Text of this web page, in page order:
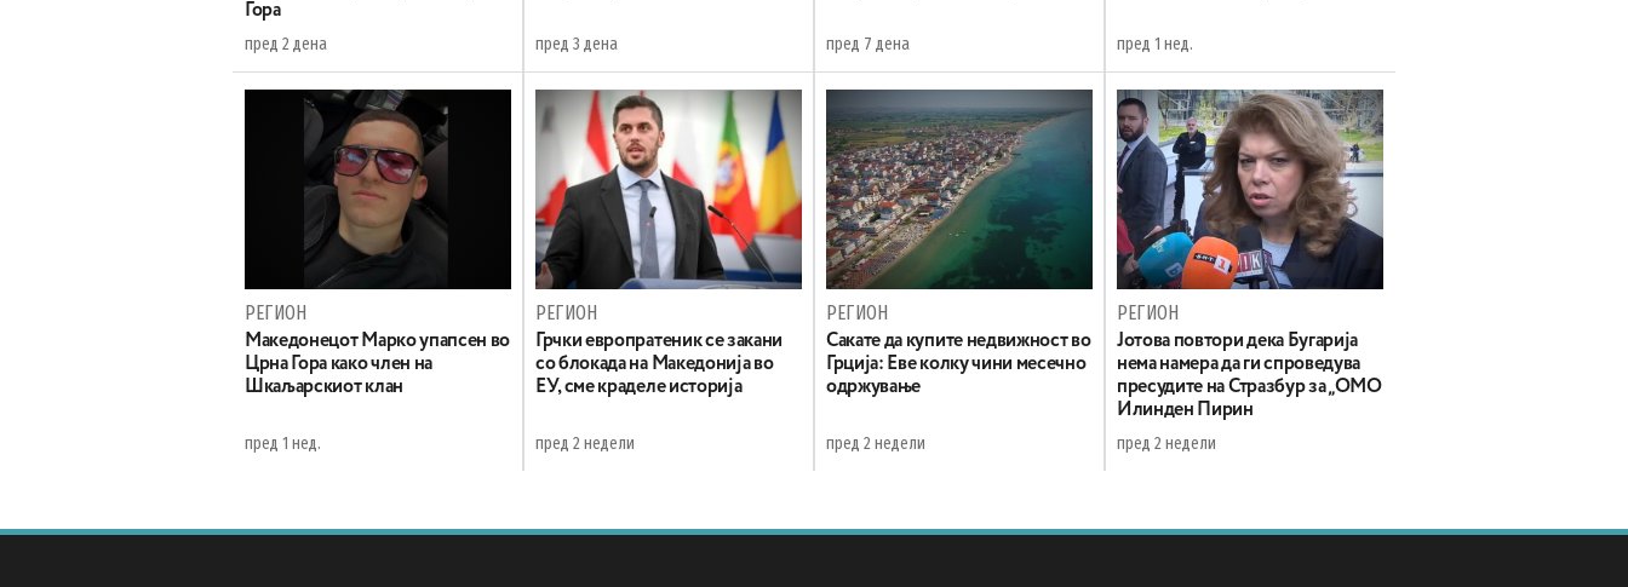
Гора
пред 2 дена пред 3 дена пред 7 дена пред 1 нед.
РЕГИОН
Maкедонецот Марко упапсен во
Црна Гора како член на
Шкаљарскиот клан
пред 1 нед.
РЕГИОН
Грчки европратеник се закани
со блокада на Македонија во
ЕУ, сме краделе историја
пред 2 недели
РЕГИОН
Сакате да купите недвижност во
Грција: Еве колку чини месечно
одржување
пред 2 недели
РЕГИОН
Јотова повтори дека Бугарија
нема намера да ги спроведува
пресудите на Стразбур за „ОМО
Илинден Пирин
пред 2 недели